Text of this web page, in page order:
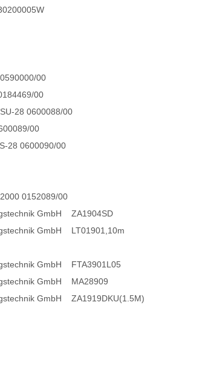
00
00
28 0600088/00
00
28 0600090/00
0152089/00
GmbH ZA1904SD
GmbH LT01901,10m
GmbH FTA3901L05
GmbH MA28909
GmbH ZA1919DKU(1.5M)